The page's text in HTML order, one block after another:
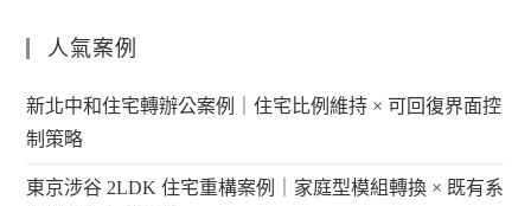
人氣案例
新北中和住宅轉辦公案例｜住宅比例維持 × 可回復界面控
制策略
東京涉谷 2LDK 住宅重構案例｜家庭型模組轉換 × 既有系